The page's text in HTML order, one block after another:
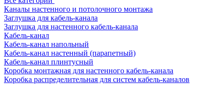
Каналы настенного и потолочного монтажа
Заглушка для кабель-канала
Заглушка для настенного кабель-канала
Кабель-канал
Кабель-канал напольный
Кабель-канал настенный (парапетный)
Кабель-канал плинтусный
Коробка монтажная для настенного кабель-канала
Коробка распределительная для систем кабель-каналов